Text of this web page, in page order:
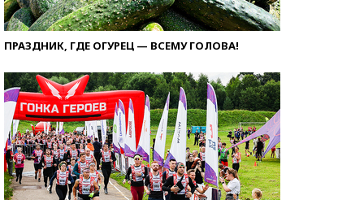
ПРАЗДНИК, ГДЕ ОГУРЕЦ — ВСЕМУ ГОЛОВА!